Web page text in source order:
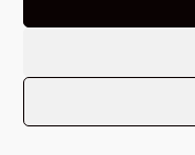
Univerzita